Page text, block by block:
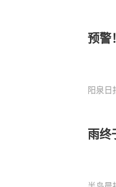
预警
阳泉日
雨终